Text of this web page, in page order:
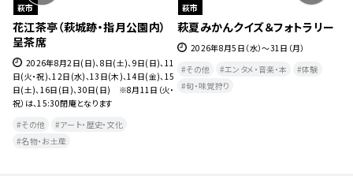
萩市
花江茶亭（萩城跡・指月公園内）
呈茶席
2026年8月2日(日)、8日(土)、9日(日)、11
日(火・祝)、12日(水)、13日(木)、14日(金)、15
日(土)、16日(日)、30日(日) ※8月11日（火・
祝）は、15:30閉庵となります
その他
アート・歴史・文化
名物・お土産
萩市
萩夏みかんクイズ＆フォトラリー
2026年8月5日（水）～31日（月）
その他
エンタメ・音楽・本
体験
旬・味覚狩り